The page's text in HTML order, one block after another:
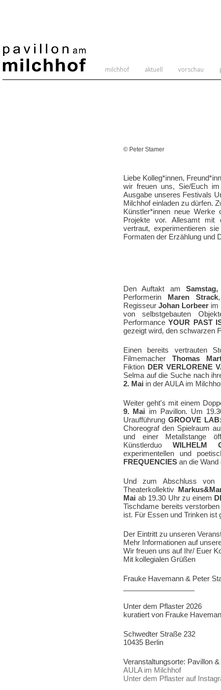
milchhof aktuell vorschau
© Peter Stamer
Liebe Kolleg*innen,
wir freuen uns, Sie/Euch
Ausgabe unseres Festivals
Milchhof einladen zu dürfen.
Künstler*innen neue Werke
Projekte vor. Allesamt mit
vertraut, experimentieren
Formaten der Erzählung und
Den Auftakt am
Performerin Maren Strack
RegisseurJohan Lorbeer im
von selbstgebauten
PerformanceYOUR PAST
gezeigt wird, den schwarzen
Einen bereits vertrauten
FilmemacherThomas
Fiktion DER VERLORENE
Selma auf die Suche nach
2. Mai in der AULA im
Weiter geht's mit einem
9. Mai im Pavillon. Um
Uraufführung GROOVE
Choreograf den Spielraum
und einer Metallstange
Künstlerduo WILHELM
experimentellen und
FREQUENCIES an die
Und zum Abschluss von
Theaterkollektiv
Mai ab 19.30 Uhr zu einem
Tischdame bereits
ist. Für Essen und Trinken ist
Der Eintritt zu unseren
Mehr Informationen auf
Wir freuen uns auf Ihr/ Euer
Mit kollegialen Grüßen
Frauke Havemann & Peter
Unter dem Pflaster 2026
kuratiert von Frauke
Schwedter Straße 232
10435 Berlin
Veranstaltungsorte: Pavillon
AULA im Milchhof
Unter dem Pflaster auf